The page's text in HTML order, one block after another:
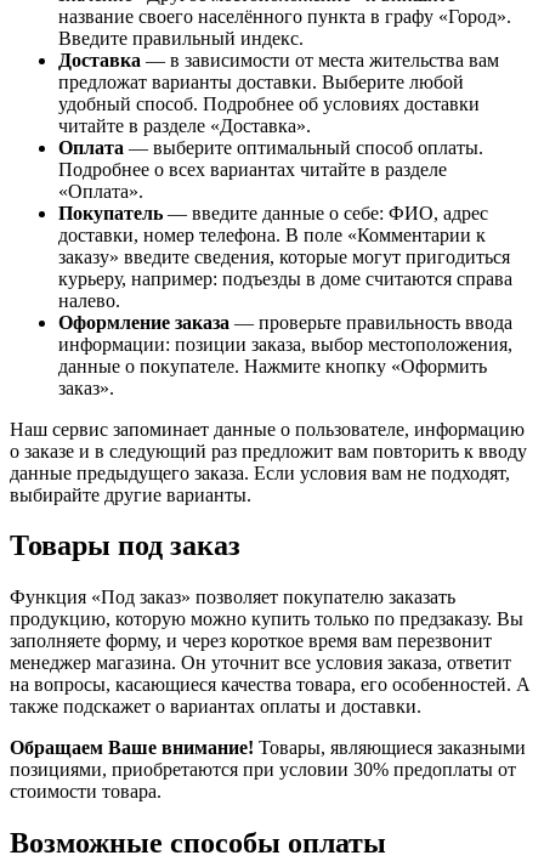
название своего населённого пункта в графу «Город».
Введите правильный индекс.
Доставка — в зависимости от места жительства вам
предложат варианты доставки. Выберите любой
удобный способ. Подробнее об условиях доставки
читайте в разделе «Доставка».
Оплата — выберите оптимальный способ оплаты.
Подробнее о всех вариантах читайте в разделе
«Оплата».
Покупатель — введите данные о себе: ФИО, адрес
доставки, номер телефона. В поле «Комментарии к
заказу» введите сведения, которые могут пригодиться
курьеру, например: подъезды в доме считаются справа
налево.
Оформление заказа — проверьте правильность ввода
информации: позиции заказа, выбор местоположения,
данные о покупателе. Нажмите кнопку «Оформить
заказ».
Наш сервис запоминает данные о пользователе, информацию
о заказе и в следующий раз предложит вам повторить к вводу
данные предыдущего заказа. Если условия вам не подходят,
выбирайте другие варианты.
Товары под заказ
Функция «Под заказ» позволяет покупателю заказать
продукцию, которую можно купить только по предзаказу. Вы
заполняете форму, и через короткое время вам перезвонит
менеджер магазина. Он уточнит все условия заказа, ответит
на вопросы, касающиеся качества товара, его особенностей. А
также подскажет о вариантах оплаты и доставки.
Обращаем Ваше внимание! Товары, являющиеся заказными
позициями, приобретаются при условии 30% предоплаты от
стоимости товара.
Возможные способы оплаты